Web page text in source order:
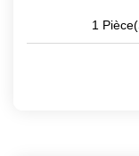
1